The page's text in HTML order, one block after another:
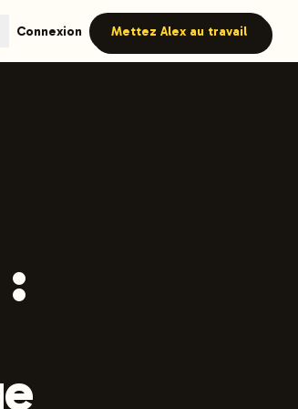
with GEO optimization built-in.
Connexion Mettez Alex au travail